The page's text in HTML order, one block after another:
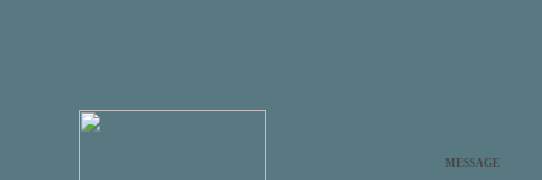
MESSAGE